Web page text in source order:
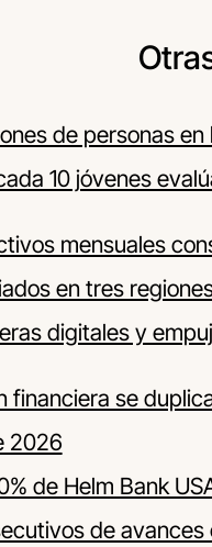
de personas
10 jóvenes
mensuales
en tres
digitales y
financiera se
2026
de Helm Bank
de avances